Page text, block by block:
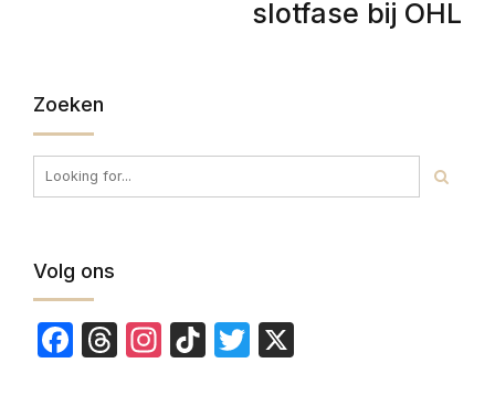
slotfase bij OHL
Zoeken
Volg ons
Facebook
Threads
Instagram
TikTokTwitter